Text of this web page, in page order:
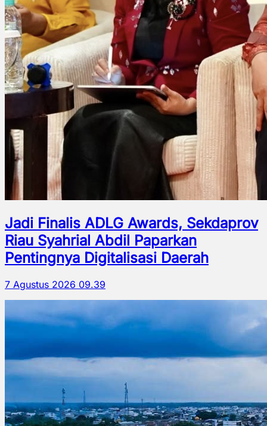
Jadi Finalis ADLG Awards, Sekdaprov
Riau Syahrial Abdil Paparkan
Pentingnya Digitalisasi Daerah
7 Agustus 2026 09.39